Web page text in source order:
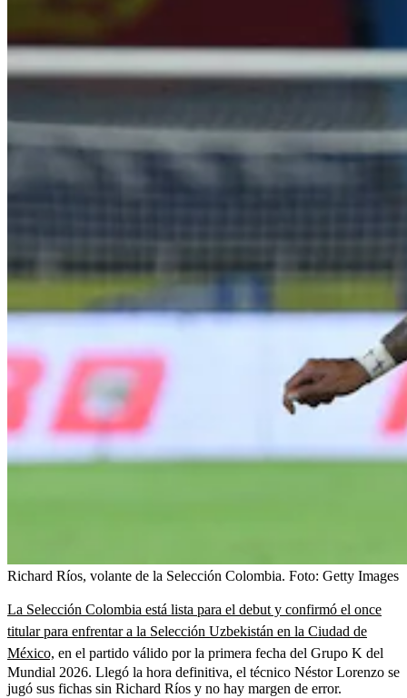
Richard Ríos, volante de la Selección Colombia. Foto: Getty Images
La Selección Colombia está lista para el debut y confirmó el once
titular para enfrentar a la Selección Uzbekistán en la Ciudad de
México, en el partido válido por la primera fecha del Grupo K del
Mundial 2026. Llegó la hora definitiva, el técnico Néstor Lorenzo se
jugó sus fichas sin Richard Ríos y no hay margen de error.